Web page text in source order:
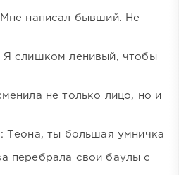
написал бывший. Не
слишком ленивый, чтобы
не только лицо, но и
Теона, ты большая умничка
перебрала свои баулы с